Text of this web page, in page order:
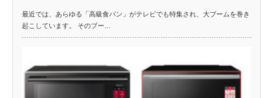
最近では、あらゆる「高級食パン」がテレビでも特集され、大ブームを巻き
起こしています。 そのブー…